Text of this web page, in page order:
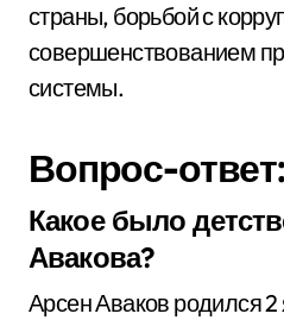
страны, борьбой с
совершенствованием
системы.
Вопрос-ответ:
Какое было
Авакова?
Арсен Аваков родился 2